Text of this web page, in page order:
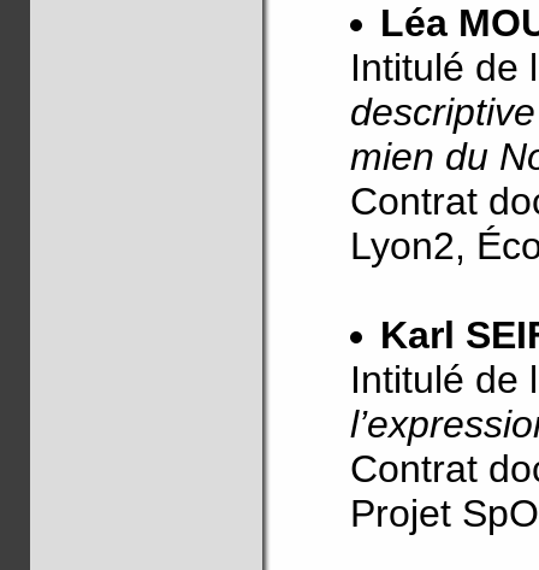
Léa
Intitulé de
mien du
Contrat
Lyon2,
Karl
Intitulé de
Contrat
Projet